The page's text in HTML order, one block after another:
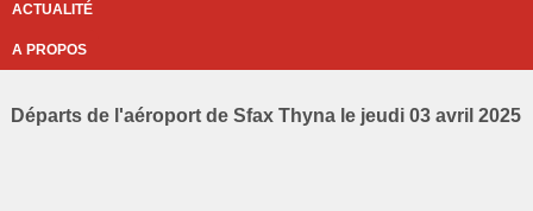
ACTUALITÉ
A PROPOS
Départs de l'aéroport de Sfax Thyna le jeudi 03 avril 2025